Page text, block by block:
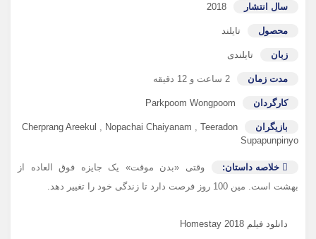
سال انتشار 2018
محصول تایلند
زبان تایلندی
مدت زمان 2 ساعت و 12 دقیقه
کارگردان Parkpoom Wongpoom
بازیگران Cherprang Areekul , Nopachai Chaiyanam , Teeradon
Supapunpinyo
خلاصه داستان:
وقتی «بدن موقت» یک جایزه فوق العاده از
بهشت ​​است. مین 100 روز فرصت دارد تا زندگی خود را تغییر دهد.
دانلود فیلم Homestay 2018